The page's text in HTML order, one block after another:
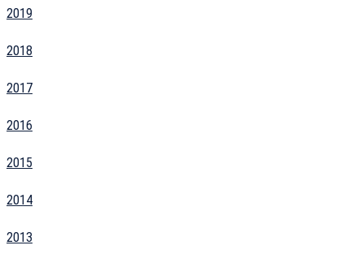
2019
2018
2017
2016
2015
2014
2013